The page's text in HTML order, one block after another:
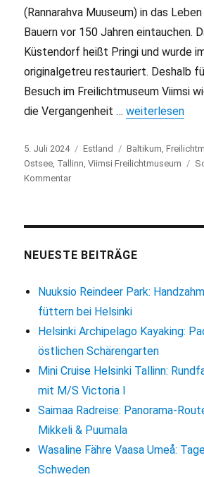
(Rannarahva Muuseum) in das
Bauern vor 150 Jahren eintauchen.
Küstendorf heißt Pringi und wurde
originalgetreu restauriert. Deshalb
Besuch im Freilichtmuseum Viimsi
die Vergangenheit …„Viimsi
weiterlesen
Veröffentlicht
am
5. Juli 2024 Kategorien
Estland Schlagwörter
Baltikum ,
Ostsee Tallinn ,Viimsi Freilichtmuseum
Kommentar
in
Bauerndorf
am
Meer
NEUESTE BEITRÄGE
Nuuksio Reindeer Park:
füttern bei Helsinki
Helsinki Archipelago Kayaking:
östlichen Schärengarten
Mini Cruise Helsinki Tallinn:
mit M/S Victoria I
Saimaa Radreise: Panorama-
Mikkeli & Puumala
Wasaline Fähre Vaasa Umeå:
Schweden